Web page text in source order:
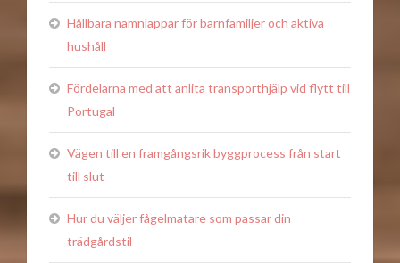
Hållbara namnlappar för barnfamiljer och aktiva
hushåll
Fördelarna med att anlita transporthjälp vid flytt till
Portugal
Vägen till en framgångsrik byggprocess från start
till slut
Hur du väljer fågelmatare som passar din
trädgårdstil